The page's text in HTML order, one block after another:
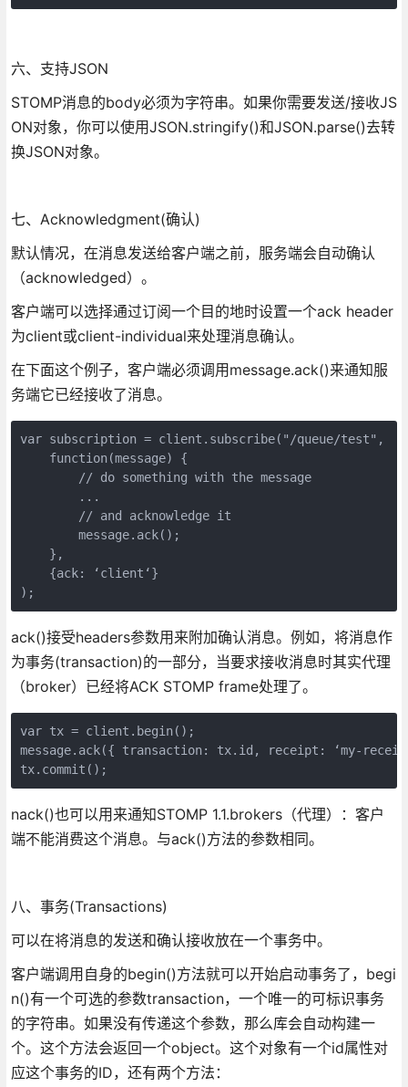
六、支持JSON
STOMP消息的body必须为字符串。如果你需要发送/接收JS
ON对象，你可以使用JSON.stringify()和JSON.parse()去转
换JSON对象。
七、Acknowledgment(确认)
默认情况，在消息发送给客户端之前，服务端会自动确认
（acknowledged）。
客户端可以选择通过订阅一个目的地时设置一个ack header
为client或client-individual来处理消息确认。
在下面这个例子，客户端必须调用message.ack()来通知服
务端它已经接收了消息。
var subscription = client.subscribe("/queue/test",
    function(message) {
        // do something with the message
        ...
        // and acknowledge it
        message.ack();
    },
    {ack: ‘client‘}
);
ack()接受headers参数用来附加确认消息。例如，将消息作
为事务(transaction)的一部分，当要求接收消息时其实代理
（broker）已经将ACK STOMP frame处理了。
var tx = client.begin();
message.ack({ transaction: tx.id, receipt: ‘my-
tx.commit();
nack()也可以用来通知STOMP 1.1.brokers（代理）：客户
端不能消费这个消息。与ack()方法的参数相同。
八、事务(Transactions)
可以在将消息的发送和确认接收放在一个事务中。
客户端调用自身的begin()方法就可以开始启动事务了，begi
n()有一个可选的参数transaction，一个唯一的可标识事务
的字符串。如果没有传递这个参数，那么库会自动构建一
个。这个方法会返回一个object。这个对象有一个id属性对
应这个事务的ID，还有两个方法：